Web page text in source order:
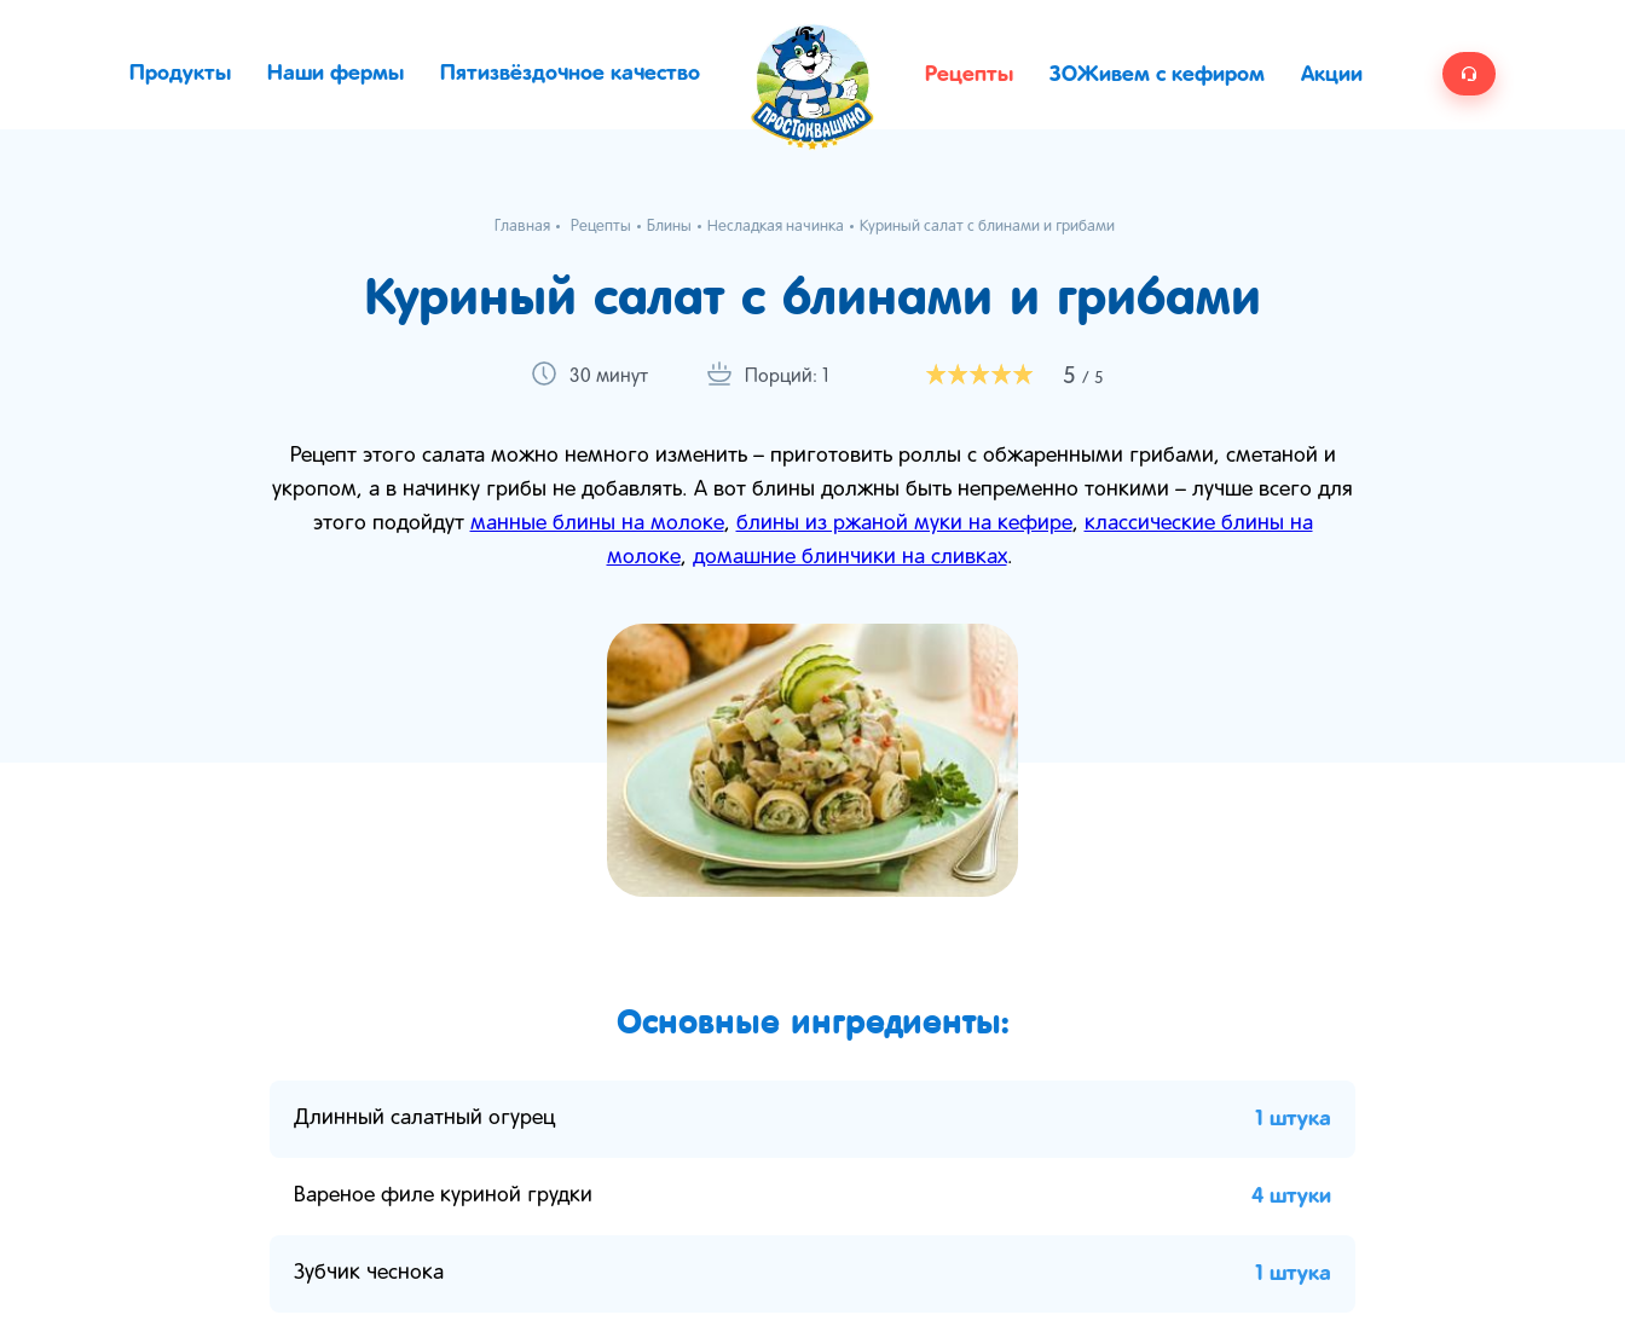
Продукты Наши фермы Пятизвёздочное качество Рецепты ЗОЖивем с кефиром Акции
Главная Рецепты Блины Несладкая начинка Куриный салат с блинами и грибами
Куриный салат с блинами и грибами
30 минут Порций: 1 5 / 5
Рецепт этого салата можно немного изменить – приготовить роллы с обжаренными грибами, сметаной и
укропом, а в начинку грибы не добавлять. А вот блины должны быть непременно тонкими – лучше всего для
этого подойдут манные блины на молоке, блины из ржаной муки на кефире, классические блины на
молоке, домашние блинчики на сливках.
Основные ингредиенты:
Длинный салатный огурец 1 штука
Вареное филе куриной грудки 4 штуки
Зубчик чеснока 1 штука